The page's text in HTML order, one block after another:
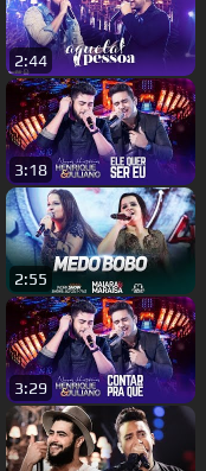
2:44
3:18
2:55
3:29